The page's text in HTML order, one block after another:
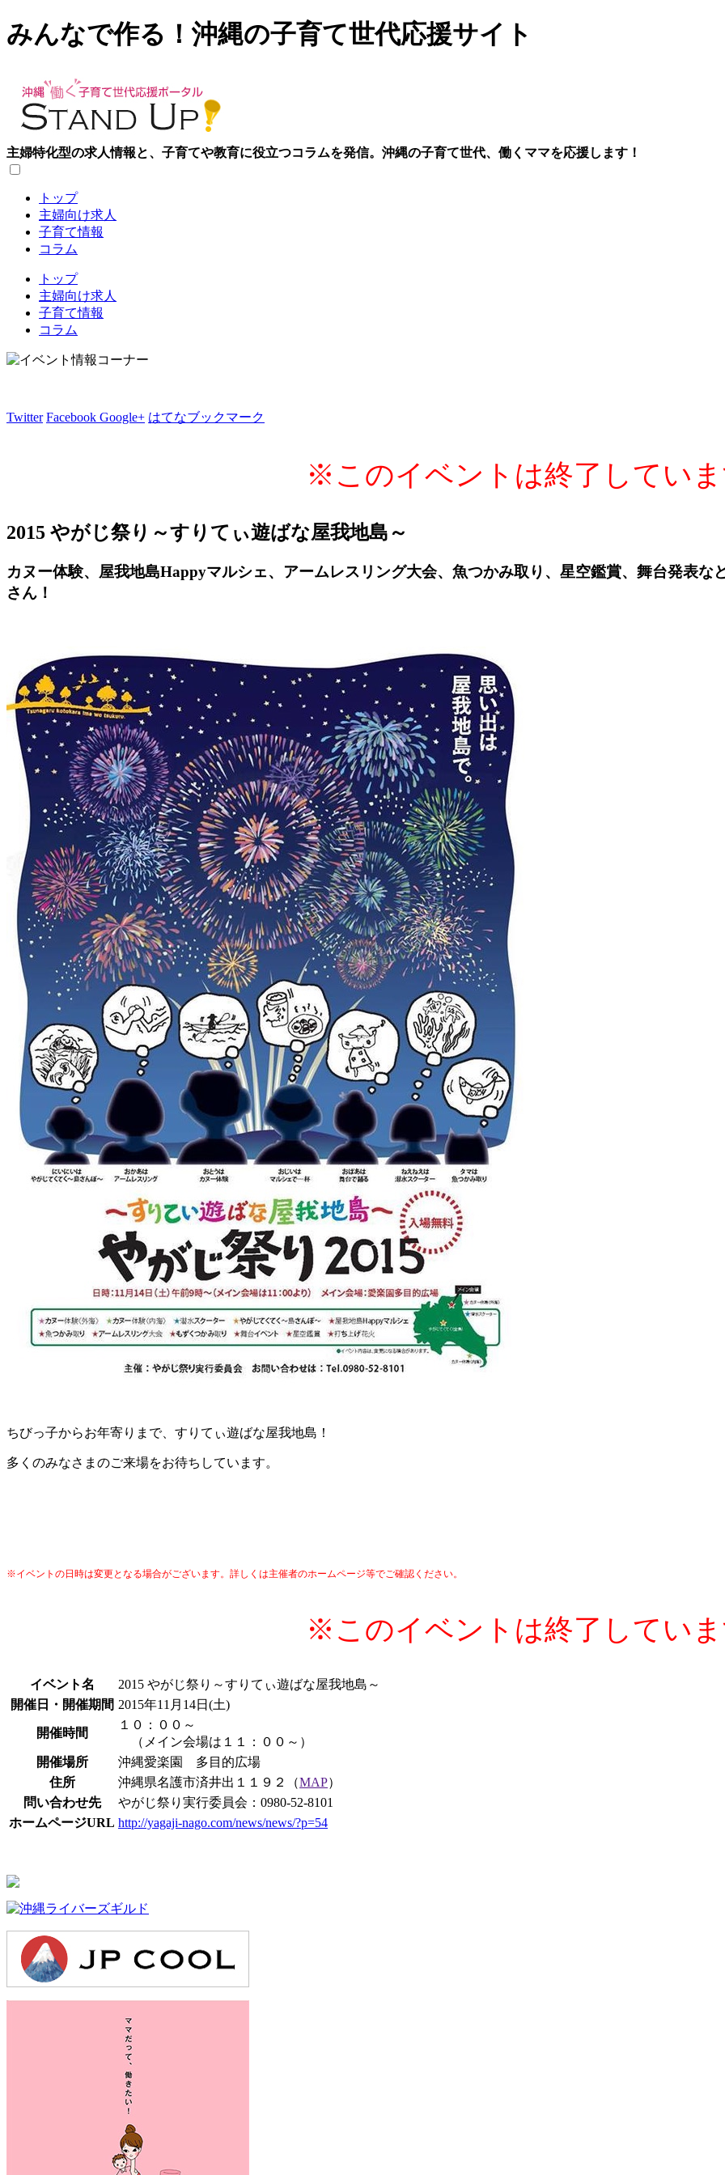
みんなで作る！沖縄の子育て世代応援サイト
主婦特化型の求人情報と、子育てや教育に役立つコラムを発信。沖縄の子育て世代、働くママを応援します！
トップ
主婦向け求人
子育て情報
コラム
トップ
主婦向け求人
子育て情報
コラム
Twitter Facebook Google+ はてなブックマーク
※このイベントは終了してい
2015 やがじ祭り～すりてぃ遊ばな屋我地島～
カヌー体験、屋我地島Happyマルシェ、アームレスリング大会、魚つかみ取り、星空鑑賞、舞台発表
さん！
ちびっ子からお年寄りまで、すりてぃ遊ばな屋我地島！
多くのみなさまのご来場をお待ちしています。
※イベントの日時は変更となる場合がございます。詳しくは主催者のホームページ等でご確認ください。
※このイベントは終了してい
イベント名
2015 やがじ祭り～すりてぃ遊ばな屋我地島～
開催日・開催期間 2015年11月14日(土)
開催時間
１０：００～
（メイン会場は１１：００～）
開催場所
沖縄愛楽園 多目的広場
住所
沖縄県名護市済井出１１９２（MAP）
問い合わせ先
やがじ祭り実行委員会：0980-52-8101
ホームページURL http://yagaji-nago.com/news/news/?p=54